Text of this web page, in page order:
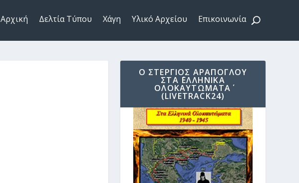
Αρχική Δελτία Τύπου Χάγη Υλικό Αρχείου Επικοινωνία
Ο ΣΤΈΡΓΙΟΣ ΑΡΆΠΟΓΛΟΥ
ΣΤΑ ΄ΕΛΛΗΝΙΚΆ
ΟΛΟΚΑΥΤΏΜΑΤΑ΄
(LIVETRACK24)